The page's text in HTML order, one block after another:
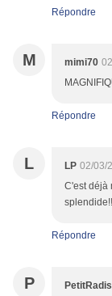
Répondre
M mimi70
Répondre
L LP 02/03/
C'est déjà
Répondre
P PetitRadis